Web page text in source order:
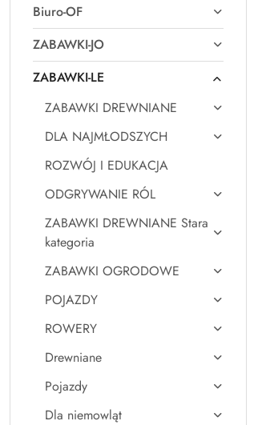
Biuro-OF
ZABAWKI-JO
ZABAWKI-LE
ZABAWKI DREWNIANE
DLA NAJMŁODSZYCH
ROZWÓJ I EDUKACJA
ODGRYWANIE RÓL
ZABAWKI DREWNIANE Stara
kategoria
ZABAWKI OGRODOWE
POJAZDY
ROWERY
Drewniane
Pojazdy
Dla niemowląt